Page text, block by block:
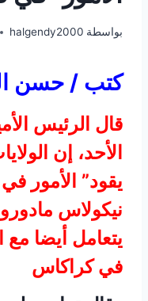
بواسطة halgendy2000
كتب / حسن
قال الرئيس
الأحد، إن
يقود” الأمور
نيكولاس
يتعامل أيضا مع
في كراكاس